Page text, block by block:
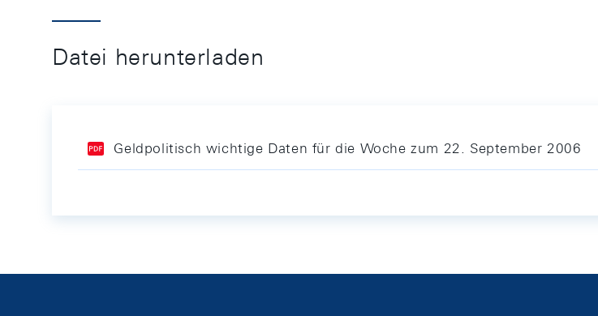
Datei herunterladen
Geldpolitisch wichtige Daten für die Woche zum 22. September 2006